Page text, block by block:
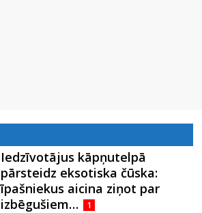
Iedzīvotājus kāpņutelpā
pārsteidz eksotiska čūska:
īpašniekus aicina ziņot par
izbēgušiem…
1